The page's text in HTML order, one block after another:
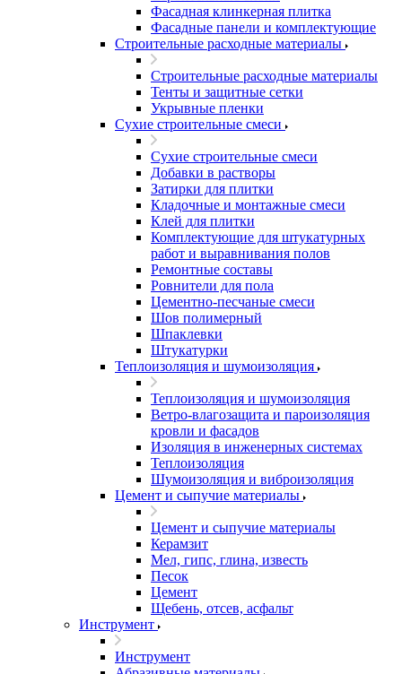
Фасадная клинкерная плитка
Фасадные панели и комплектующие
Строительные расходные материалы
Строительные расходные материалы
Тенты и защитные сетки
Укрывные пленки
Сухие строительные смеси
Сухие строительные смеси
Добавки в растворы
Затирки для плитки
Кладочные и монтажные смеси
Клей для плитки
Комплектующие для штукатурных
работ и выравнивания полов
Ремонтные составы
Ровнители для пола
Цементно-песчаные смеси
Шов полимерный
Шпаклевки
Штукатурки
Теплоизоляция и шумоизоляция
Теплоизоляция и шумоизоляция
Ветро-влагозащита и пароизоляция
кровли и фасадов
Изоляция в инженерных системах
Теплоизоляция
Шумоизоляция и виброизоляция
Цемент и сыпучие материалы
Цемент и сыпучие материалы
Керамзит
Мел, гипс, глина, известь
Песок
Цемент
Щебень, отсев, асфальт
Инструмент
Инструмент